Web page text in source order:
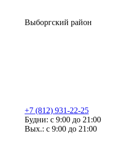
Выборгский район
+7 (812) 931-22-25
Будни: с 9:00 до 21:00
Вых.: с 9:00 до 21:00